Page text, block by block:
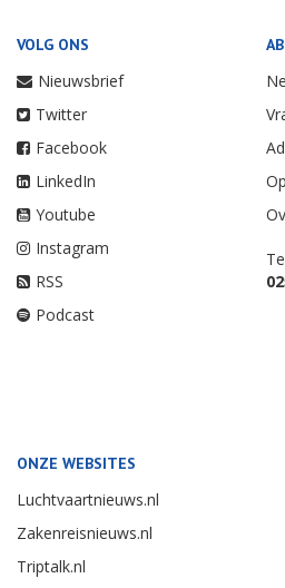
VOLG ONS
Nieuwsbrief
Twitter
Facebook
LinkedIn
Youtube
Instagram
RSS
Podcast
ONZE WEBSITES
Luchtvaartnieuws.nl
Zakenreisnieuws.nl
Triptalk.nl